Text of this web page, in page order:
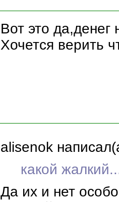
Вот это
Хочется верить
alisenok
какой
Да их и нет